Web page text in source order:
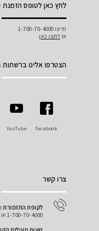
לחץ כאן לטופס הזמנת מנוי
לחצו כאן
הצטרפו אלינו ברשתות
YouTube
Blog
לקופת התזמורתחייגו:
1-700-70-4000 או 02-5611498